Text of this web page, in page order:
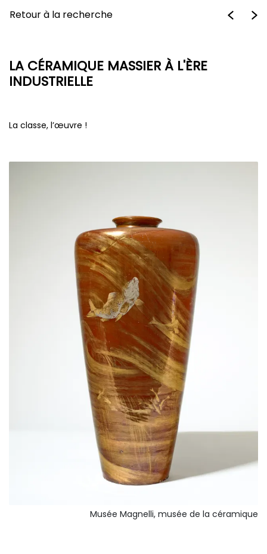
Retour à la recherche
LA CÉRAMIQUE MASSIER À L'ÈRE
INDUSTRIELLE
La classe, l’œuvre !
Musée Magnelli, musée de la céramique